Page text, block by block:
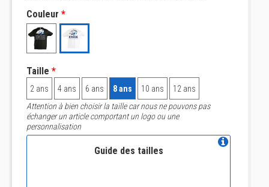
Couleur *
Taille *
2 ans 4 ans 6 ans 8 ans 10 ans
12 ans
Attention à bien choisir la taille car nous ne pouvons pas
échanger un article comportant un logo ou une
personnalisation
Guide des tailles